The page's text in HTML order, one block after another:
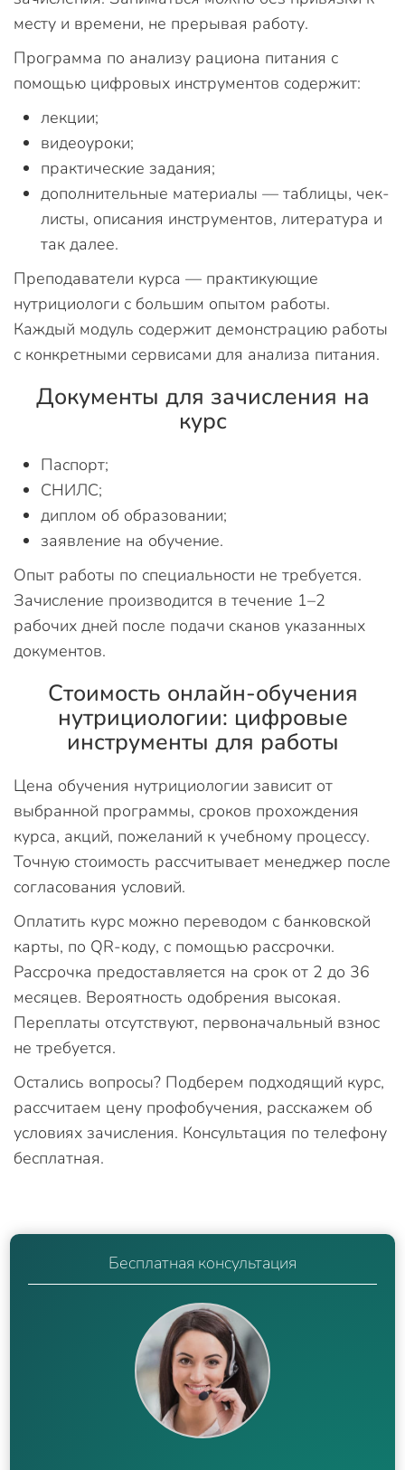
месту и времени, не прерывая работу.
Программа по анализу рациона питания с
помощью цифровых инструментов содержит:
лекции;
видеоуроки;
практические задания;
дополнительные материалы — таблицы, чек-
листы, описания инструментов, литература и
так далее.
Преподаватели курса — практикующие
нутрициологи с большим опытом работы.
Каждый модуль содержит демонстрацию работы
с конкретными сервисами для анализа питания.
Документы для зачисления на
курс
Паспорт;
СНИЛС;
диплом об образовании;
заявление на обучение.
Опыт работы по специальности не требуется.
Зачисление производится в течение 1–2
рабочих дней после подачи сканов указанных
документов.
Стоимость онлайн-обучения
нутрициологии: цифровые
инструменты для работы
Цена обучения нутрициологии зависит от
выбранной программы, сроков прохождения
курса, акций, пожеланий к учебному процессу.
Точную стоимость рассчитывает менеджер после
согласования условий.
Оплатить курс можно переводом с банковской
карты, по QR-коду, с помощью рассрочки.
Рассрочка предоставляется на срок от 2 до 36
месяцев. Вероятность одобрения высокая.
Переплаты отсутствуют, первоначальный взнос
не требуется.
Остались вопросы? Подберем подходящий курс,
рассчитаем цену профобучения, расскажем об
условиях зачисления. Консультация по телефону
бесплатная.
Бесплатная консультация